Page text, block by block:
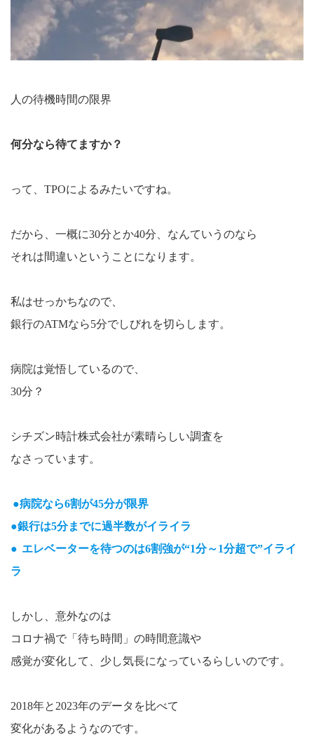
人の待機時間の限界
何分なら待てますか？
って、TPOによるみたいですね。
だから、一概に30分とか40分、なんていうのなら
それは間違いということになります。
私はせっかちなので、
銀行のATMなら5分でしびれを切らします。
病院は覚悟しているので、
30分？
シチズン時計株式会社が素晴らしい調査を
なさっています。
●病院なら6割が45分が限界
●銀行は5分までに過半数がイライラ
● エレベーターを待つのは6割強が“1分～1分超で”イライ
ラ
しかし、意外なのは
コロナ禍で「待ち時間」の時間意識や
感覚が変化して、少し気長になっているらしいのです。
2018年と2023年のデータを比べて
変化があるようなのです。